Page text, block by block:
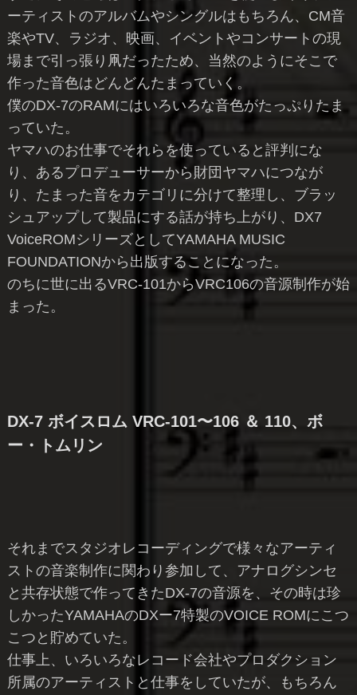
ーティストのアルバムやシングルはもちろん、CM音
楽やTV、ラジオ、映画、イベントやコンサートの現
場まで引っ張り凧だったため、当然のようにそこで
作った音色はどんどんたまっていく。
僕のDX-7のRAMにはいろいろな音色がたっぷりたま
っていた。
ヤマハのお仕事でそれらを使っていると評判にな
り、あるプロデューサーから財団ヤマハにつなが
り、たまった音をカテゴリに分けて整理し、ブラッ
シュアップして製品にする話が持ち上がり、DX7
VoiceROMシリーズとしてYAMAHA MUSIC
FOUNDATIONから出版することになった。
のちに世に出るVRC-101からVRC106の音源制作が始
まった。
DX-7 ボイスロム VRC-101〜106 ＆ 110、ボ
ー・トムリン
それまでスタジオレコーディングで様々なアーティ
ストの音楽制作に関わり参加して、アナログシンセ
と共存状態で作ってきたDX-7の音源を、その時は珍
しかったYAMAHAのDXー7特製のVOICE ROMにこつ
こつと貯めていた。
仕事上、いろいろなレコード会社やプロダクション
所属のアーティストと仕事をしていたが、もちろん